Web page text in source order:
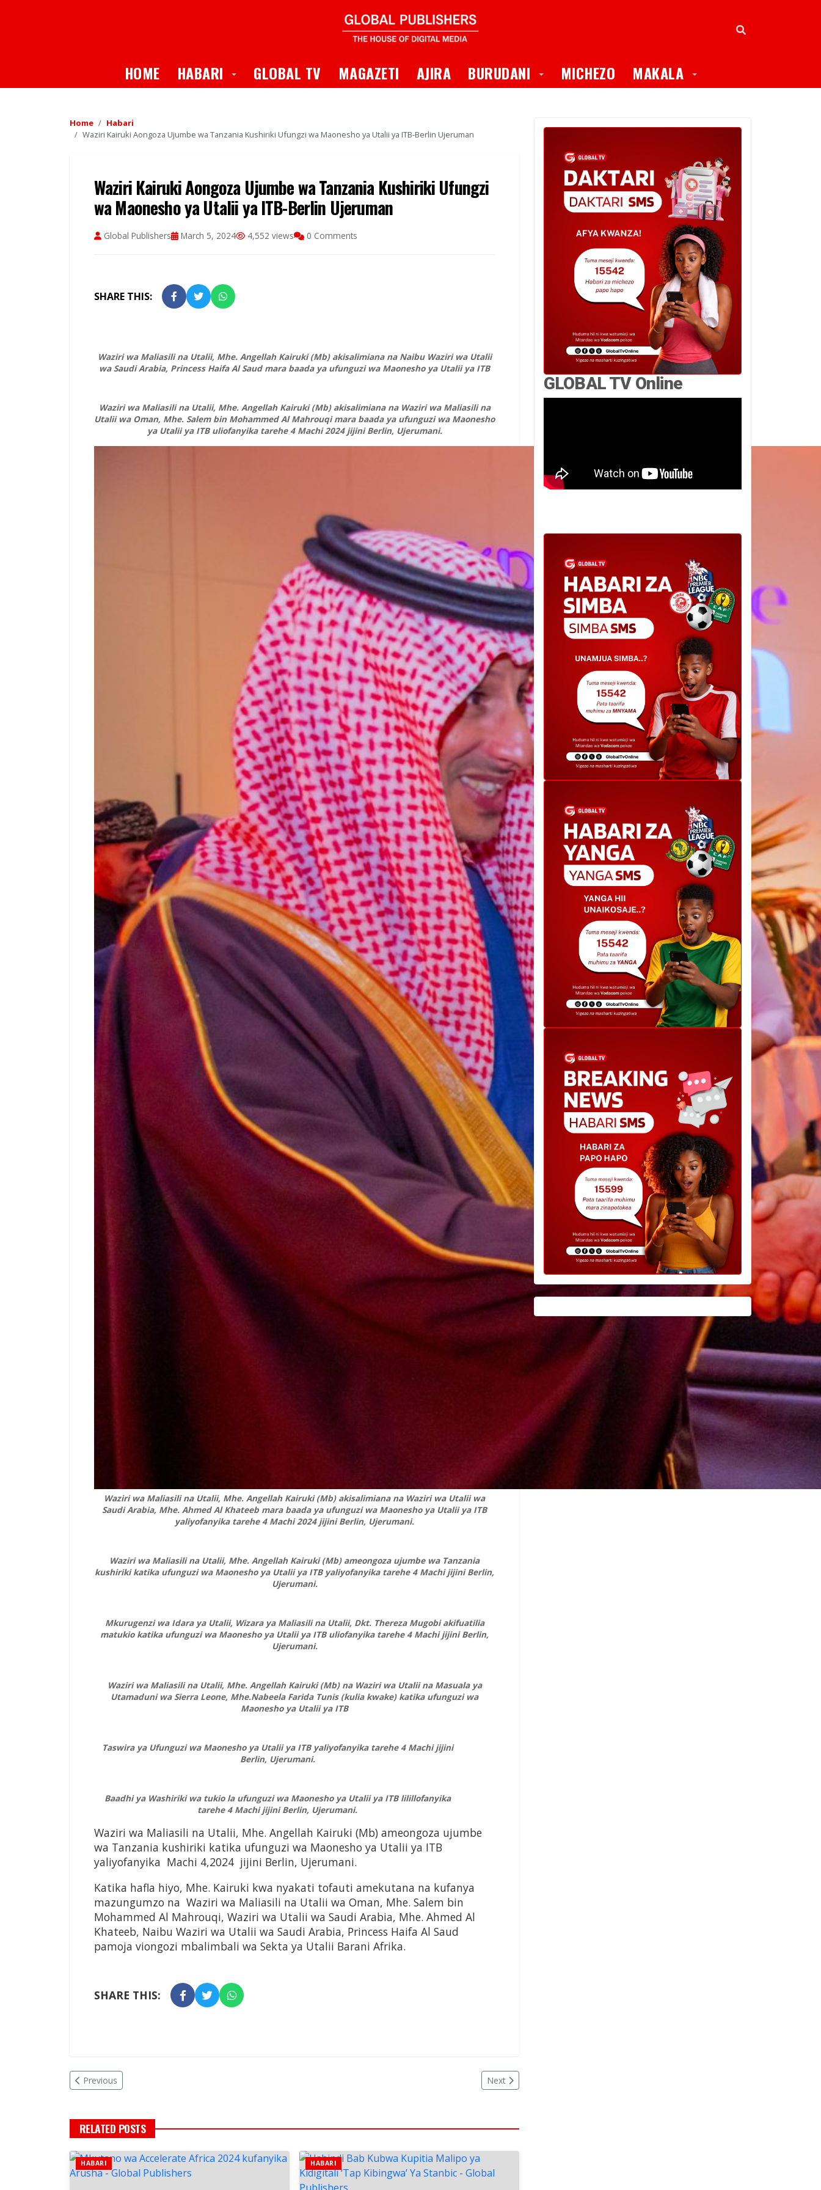
HOME HABARI Toggle Dropdown
GLOBAL TV MAGAZETI AJIRA BURUDANI Toggle Dropdown
MICHEZO MAKALA Toggle Dropdown
Home
Habari
Waziri Kairuki Aongoza Ujumbe wa Tanzania Kushiriki Ufungzi wa Maonesho ya Utalii ya ITB-Berlin Ujeruman
Waziri Kairuki Aongoza Ujumbe wa Tanzania Kushiriki Ufungzi
wa Maonesho ya Utalii ya ITB-Berlin Ujeruman
Global Publishers March 5, 2024 4,552 views 0 Comments
SHARE THIS:
Waziri wa Maliasili na Utalii, Mhe. Angellah Kairuki (Mb) akisalimiana na Naibu Waziri wa Utalii
wa Saudi Arabia, Princess Haifa Al Saud mara baada ya ufunguzi wa Maonesho ya Utalii ya ITB
Waziri wa Maliasili na Utalii, Mhe. Angellah Kairuki (Mb) akisalimiana na Waziri wa Maliasili na
Utalii wa Oman, Mhe. Salem bin Mohammed Al Mahrouqi mara baada ya ufunguzi wa Maonesho
ya Utalii ya ITB uliofanyika tarehe 4 Machi 2024 jijini Berlin, Ujerumani.
Waziri wa Maliasili na Utalii, Mhe. Angellah Kairuki (Mb) akisalimiana na Waziri wa Utalii wa
Saudi Arabia, Mhe. Ahmed Al Khateeb mara baada ya ufunguzi wa Maonesho ya Utalii ya ITB
yaliyofanyika tarehe 4 Machi 2024 jijini Berlin, Ujerumani.
Waziri wa Maliasili na Utalii, Mhe. Angellah Kairuki (Mb) ameongoza ujumbe wa Tanzania
kushiriki katika ufunguzi wa Maonesho ya Utalii ya ITB yaliyofanyika tarehe 4 Machi jijini Berlin,
Ujerumani.
Mkurugenzi wa Idara ya Utalii, Wizara ya Maliasili na Utalii, Dkt. Thereza Mugobi akifuatilia
matukio katika ufunguzi wa Maonesho ya Utalii ya ITB uliofanyika tarehe 4 Machi jijini Berlin,
Ujerumani.
Waziri wa Maliasili na Utalii, Mhe. Angellah Kairuki (Mb) na Waziri wa Utalii na Masuala ya
Utamaduni wa Sierra Leone, Mhe.Nabeela Farida Tunis (kulia kwake) katika ufunguzi wa
Maonesho ya Utalii ya ITB
Taswira ya Ufunguzi wa Maonesho ya Utalii ya ITB yaliyofanyika tarehe 4 Machi jijini
Berlin, Ujerumani.
Baadhi ya Washiriki wa tukio la ufunguzi wa Maonesho ya Utalii ya ITB lilillofanyika
tarehe 4 Machi jijini Berlin, Ujerumani.
Waziri wa Maliasili na Utalii, Mhe. Angellah Kairuki (Mb) ameongoza ujumbe
wa Tanzania kushiriki katika ufunguzi wa Maonesho ya Utalii ya ITB
yaliyofanyika Machi 4,2024 jijini Berlin, Ujerumani.
Katika hafla hiyo, Mhe. Kairuki kwa nyakati tofauti amekutana na kufanya
mazungumzo na Waziri wa Maliasili na Utalii wa Oman, Mhe. Salem bin
Mohammed Al Mahrouqi, Waziri wa Utalii wa Saudi Arabia, Mhe. Ahmed Al
Khateeb, Naibu Waziri wa Utalii wa Saudi Arabia, Princess Haifa Al Saud
pamoja viongozi mbalimbali wa Sekta ya Utalii Barani Afrika.
SHARE THIS:
Previous Next
RELATED POSTS
HABARI HABARI
GLOBAL TV Online